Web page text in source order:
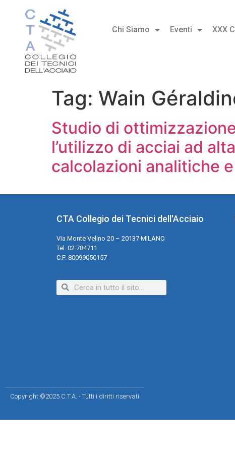
Chi Siamo Eventi XXX
Tag: Wain
Studio di
l’utilizzo di acciai ad
calcolazioni analitiche
CTA Collegio dei Tecnici dell'Acciaio
Via Monte Velino 20 – 20137 MILANO
Tel. 02.784711
C.F. 80099050157
Copyright ©2025 C.T.A. - Tutti i diritti riservati